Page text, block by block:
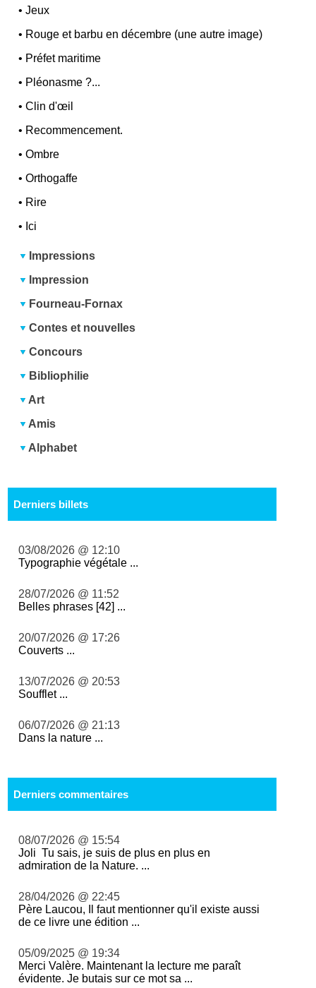
•Jeux
• Rouge et barbu en décembre (une autre image)
• Préfet maritime
• Pléonasme ?...
•Clin d'œil
• Recommencement.
•Ombre
•Orthogaffe
• Rire
• Ici
Impressions
Impression
Fourneau-Fornax
Contes et nouvelles
Concours
Bibliophilie
Art
Amis
Alphabet
Derniers billets
03/08/2026 @ 12:10
Typographie végétale ...
28/07/2026 @ 11:52
Belles phrases [42] ...
20/07/2026 @ 17:26
Couverts ...
13/07/2026 @ 20:53
Soufflet ...
06/07/2026 @ 21:13
Dans la nature ...
Derniers commentaires
08/07/2026 @ 15:54
Joli Tu sais, je suis de plus en plus en
admiration de la Nature. ...
28/04/2026 @ 22:45
Père Laucou, Il faut mentionner qu'il existe aussi
de ce livre une édition ...
05/09/2025 @ 19:34
Merci Valère. Maintenant la lecture me paraît
évidente. Je butais sur ce mot sa ...